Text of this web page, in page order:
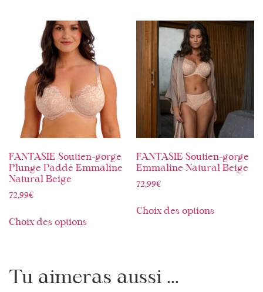
FANTASIE Soutien-gorge
Plunge Paddé Emmaline
Natural Beige
72,99€
Choix des options
FANTASIE Soutien-gorge
Emmaline Natural Beige
72,99€
Choix des options
Tu aimeras aussi ...